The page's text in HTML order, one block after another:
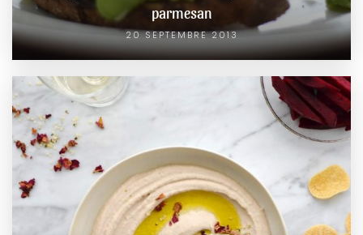
parmesan
20 SEPTEMBRE 2013